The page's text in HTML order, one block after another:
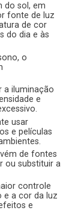
do sol, em
fonte de luz
de cor
do dia e às
o
a iluminação
e
usar
e películas
de fontes
ou substituir a
controle
e a cor da luz
e